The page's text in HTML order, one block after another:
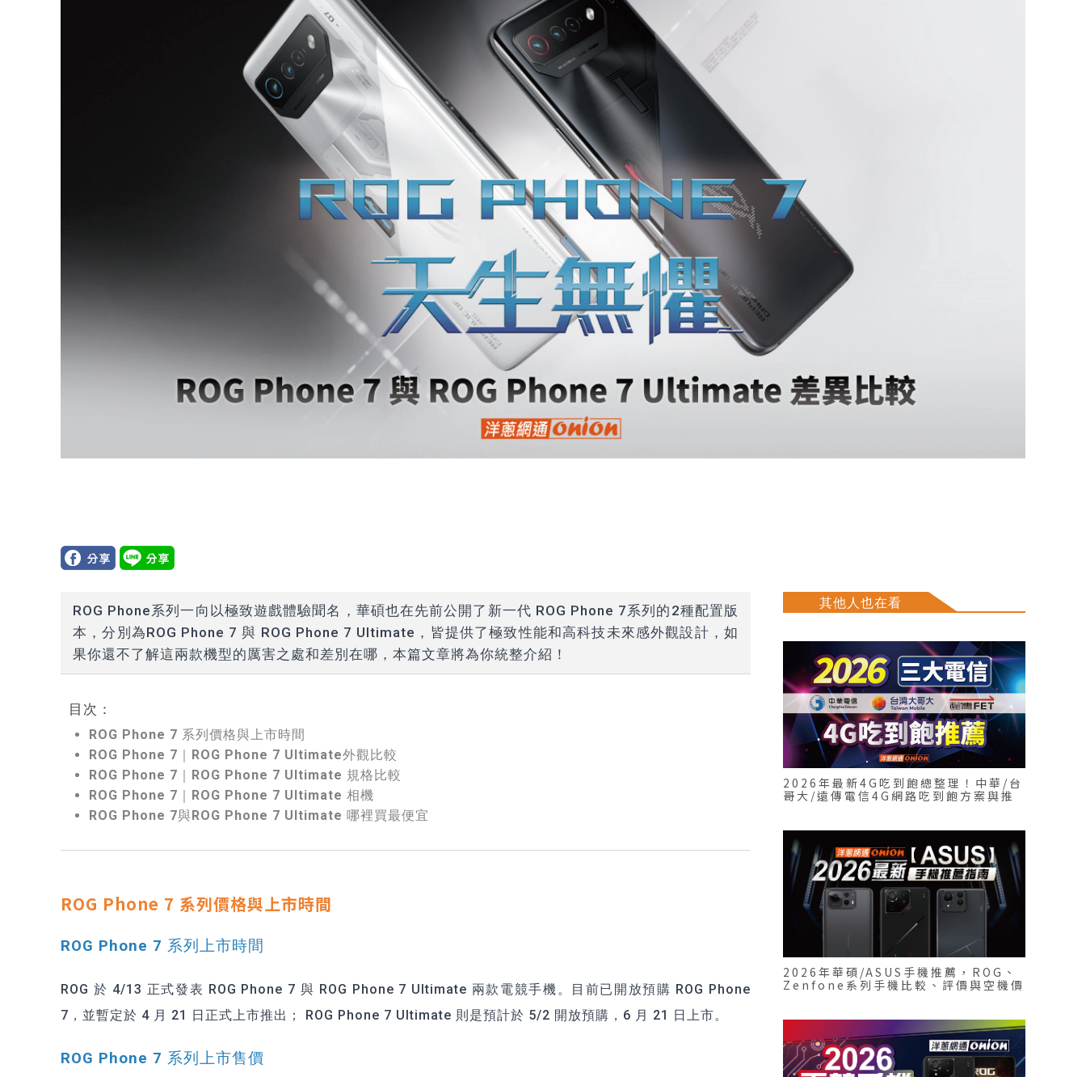
ROG Phone系列一向以極致遊戲體驗聞名，華碩也在先前公開了新一代 ROG Phone 7系列的2種配置版
本，分別為ROG Phone 7 與 ROG Phone 7 Ultimate，皆提供了極致性能和高科技未來感外觀設計，如
果你還不了解這兩款機型的厲害之處和差別在哪，本篇文章將為你統整介紹！
目次：
ROG Phone 7 系列價格與上市時間
ROG Phone 7｜ROG Phone 7 Ultimate外觀比較
ROG Phone 7｜ROG Phone 7 Ultimate 規格比較
ROG Phone 7｜ROG Phone 7 Ultimate 相機
ROG Phone 7與ROG Phone 7 Ultimate 哪裡買最便宜
ROG Phone 7 系列價格與上市時間
ROG Phone 7 系列上市時間
ROG 於 4/13 正式發表 ROG Phone 7 與 ROG Phone 7 Ultimate 兩款電競手機。目前已開放預購 ROG Phone
7，並暫定於 4 月 21 日正式上市推出； ROG Phone 7 Ultimate 則是預計於 5/2 開放預購，6 月 21 日上市。
ROG Phone 7 系列上市售價
其他人也在看
2026年最新4G吃到飽總整理！中華/台
哥大/遠傳電信4G網路吃到飽方案與推
2026年華碩/ASUS手機推薦，ROG、
Zenfone系列手機比較、評價與空機價